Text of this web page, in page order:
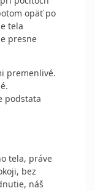
opäť po
tela
presne
premenlivé.
podstata
tela, práve
bez
náš